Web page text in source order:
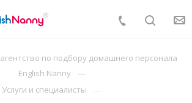
по подбору домашнего персонала
English Nanny
Услуги и специалисты